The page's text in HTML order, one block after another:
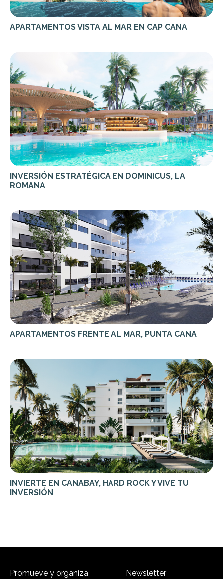
APARTAMENTOS VISTA AL MAR EN CAP CANA
INVERSIÓN ESTRATÉGICA EN DOMINICUS, LA
ROMANA
APARTAMENTOS FRENTE AL MAR, PUNTA CANA
INVIERTE EN CANABAY, HARD ROCK Y VIVE TU
INVERSIÓN
Promueve y organiza Newsletter